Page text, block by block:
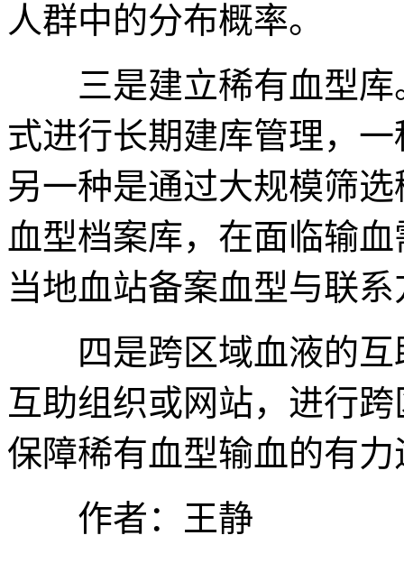
人群中的分布概率。
三是建立稀有血型库
式进行长期建库管理，
另一种是通过大规模筛
血型档案库，在面临输
当地血站备案血型与联
四是跨区域血液的互
互助组织或网站，进行
保障稀有血型输血的有力
作者：王静